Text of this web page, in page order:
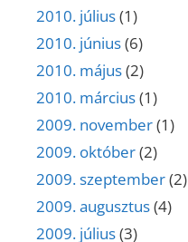
2010. július(1)
2010. június(6)
2010. május(2)
2010. március(1)
2009. november(1)
2009. október(2)
2009. szeptember(2)
2009. augusztus(4)
2009. július(3)